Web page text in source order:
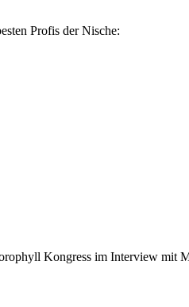
Profis der Nische:
Kongress im Interview mit